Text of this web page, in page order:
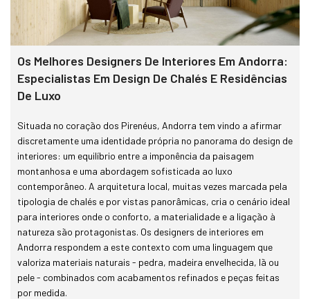
Os Melhores Designers De Interiores Em Andorra:
Especialistas Em Design De Chalés E Residências
De Luxo
Situada no coração dos Pirenéus, Andorra tem vindo a afirmar
discretamente uma identidade própria no panorama do design de
interiores: um equilíbrio entre a imponência da paisagem
montanhosa e uma abordagem sofisticada ao luxo
contemporâneo. A arquitetura local, muitas vezes marcada pela
tipologia de chalés e por vistas panorâmicas, cria o cenário ideal
para interiores onde o conforto, a materialidade e a ligação à
natureza são protagonistas. Os designers de interiores em
Andorra respondem a este contexto com uma linguagem que
valoriza materiais naturais - pedra, madeira envelhecida, lã ou
pele - combinados com acabamentos refinados e peças feitas
por medida.